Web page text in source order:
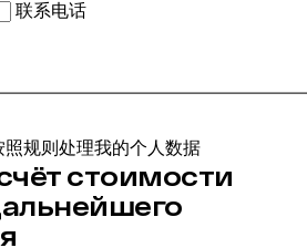
联系电话
规则处理我的个人数据
стоимости